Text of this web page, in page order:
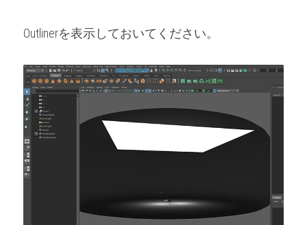
Outlinerを表示しておいてください。